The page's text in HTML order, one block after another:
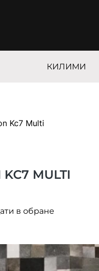
КИЛИМИ
Kc7 Multi
KC7 MULTI
в обране